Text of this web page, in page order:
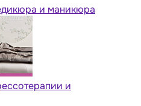
и маникюра
и